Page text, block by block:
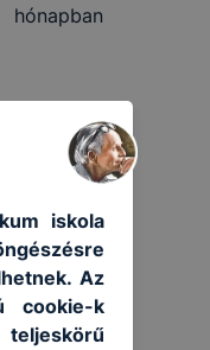
hónapban
iskola
Az
cookie-k